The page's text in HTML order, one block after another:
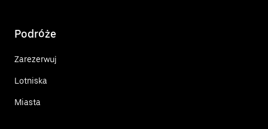
Podróże
Zarezerwuj
Lotniska
Miasta